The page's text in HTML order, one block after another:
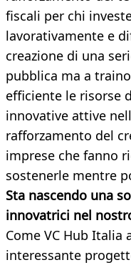
fiscali per chi
lavorativamente e
creazione di una
pubblica ma a
efficiente le risorse
innovative attive
rafforzamento del
imprese che fanno
sostenerle mentre
Sta nascendo una
innovatrici nel
Come VC Hub
interessante